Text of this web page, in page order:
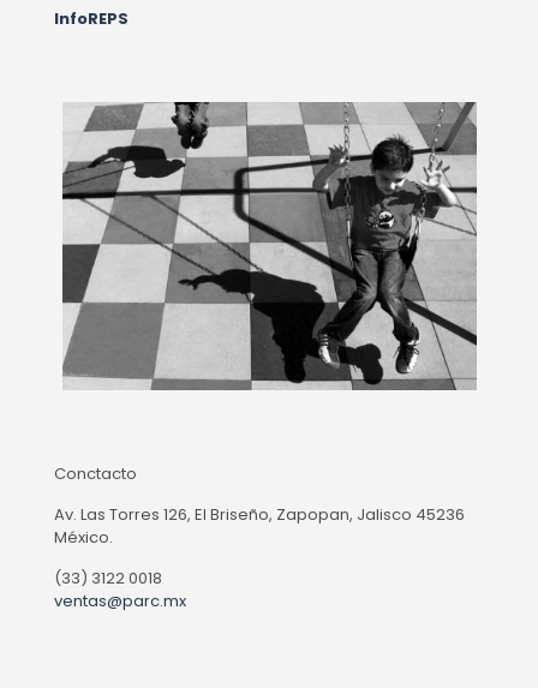
InfoREPS
Conctacto
Av. Las Torres 126, El Briseño, Zapopan, Jalisco 45236
México.
(33) 3122 0018
ventas@parc.mx